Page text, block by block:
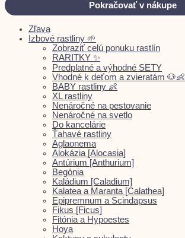
Pokračovať v nákupe
Zľava
Izbové rastliny 🌱
Zobraziť celú ponuku rastlín
RARITKY ✨
Predplatné a výhodné SETY
Vhodné k deťom a zvieratám 🐶👶
BABY rastliny 👶
XL rastliny
Nenáročné na pestovanie
Nenáročné na svetlo
Do kancelárie
Ťahavé rastliny
Aglaonema
Alokázia [Alocasia]
Antúrium [Anthurium]
Begónia
Kaládium [Caladium]
Kalatea a Maranta [Calathea]
Epipremnum a Scindapsus
Fikus [Ficus]
Fitónia a Hypoestes
Hoya